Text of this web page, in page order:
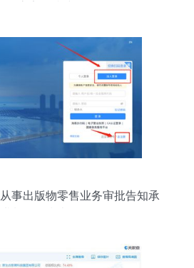
事出版物零售业务审批告知承